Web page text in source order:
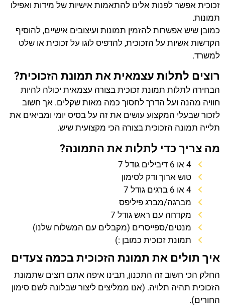
זכוכית אפשר לפנות אלינו להתאמות אישיות של מידות ואפילו
תמונות.
כמובן שיש אפשרות להזמין תמונות ועיצובים אישיים, להוסיף
הקדשות אשיות על הזכוכית, להדפיס לוגו על זכוכית או שלט
למשרד.
רוצים לתלות עצמאית את תמונת הזכוכית?
הבחירה לתלות תמונת זכוכית בצורה עצמאית יכולה להיות
חוויה מהנה ועל הדרך לחסוך כמה מאות שקלים. אך חשוב
לזכור שבעלי המקצוע עושים את זה על בסיס יומי ומביאים את
תלייה תמונה הזכוכית בצורה הכי מקצועית שיש.
מה צריך כדי לתלות את התמונה?
4 או 6 דיבילים גודל 7
טוש ארוך ודק לסימון
4 או 6 ברגים גודל 7
מברגה/מברג פיליפס
מקדחה עם ראש גודל 7
מנטים/ספייסרים (מקבלים עם המשלוח שלנו)
תמונת זכוכית כמובן :)
איך תולים את תמונת הזכוכית בכמה צעדים
החלק הכי חשוב זה התכנון, תבינו איפה אתם רוצים שתמונת
הזכוכית תהיה תלויה. (אנו ממליצים ליצור שבלונה לשם סימון
החורים).